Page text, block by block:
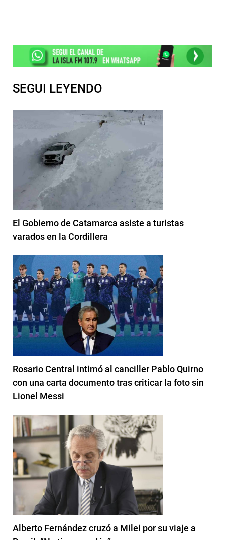
SEGUI LEYENDO
El Gobierno de Catamarca asiste a turistas
varados en la Cordillera
Rosario Central intimó al canciller Pablo Quirno
con una carta documento tras criticar la foto sin
Lionel Messi
Alberto Fernández cruzó a Milei por su viaje a